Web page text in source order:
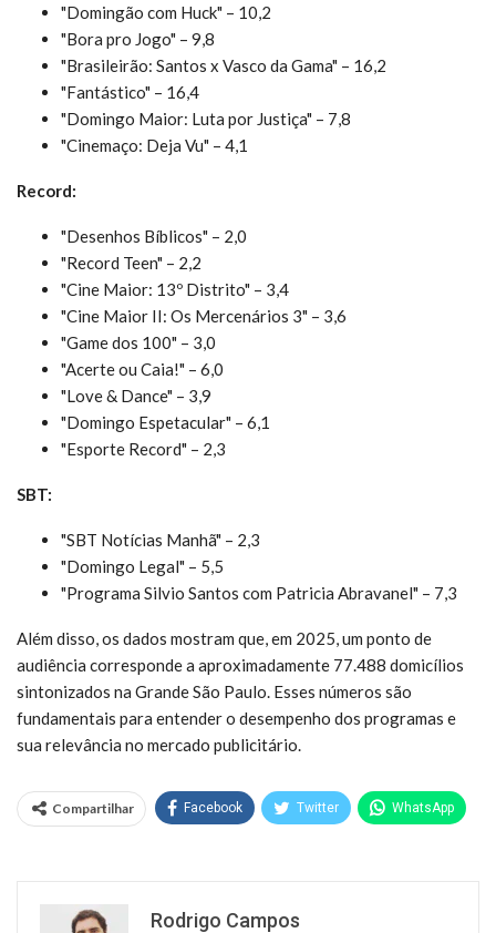
"Domingão com Huck" – 10,2
"Bora pro Jogo" – 9,8
"Brasileirão: Santos x Vasco da Gama" – 16,2
"Fantástico" – 16,4
"Domingo Maior: Luta por Justiça" – 7,8
"Cinemaço: Deja Vu" – 4,1
Record:
"Desenhos Bíblicos" – 2,0
"Record Teen" – 2,2
"Cine Maior: 13º Distrito" – 3,4
"Cine Maior II: Os Mercenários 3" – 3,6
"Game dos 100" – 3,0
"Acerte ou Caia!" – 6,0
"Love & Dance" – 3,9
"Domingo Espetacular" – 6,1
"Esporte Record" – 2,3
SBT:
"SBT Notícias Manhã" – 2,3
"Domingo Legal" – 5,5
"Programa Silvio Santos com Patricia Abravanel" – 7,3
Além disso, os dados mostram que, em 2025, um ponto de
audiência corresponde a aproximadamente 77.488 domicílios
sintonizados na Grande São Paulo. Esses números são
fundamentais para entender o desempenho dos programas e
sua relevância no mercado publicitário.
Compartilhar Facebook Twitter WhatsApp
Rodrigo Campos